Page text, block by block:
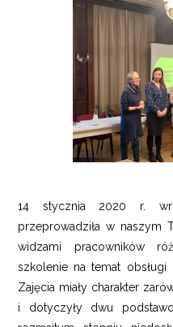
14 stycznia 2020 r.
przeprowadziła w naszym
widzami pracowników
szkolenie na temat obsługi
Zajęcia miały charakter
i dotyczyły dwu